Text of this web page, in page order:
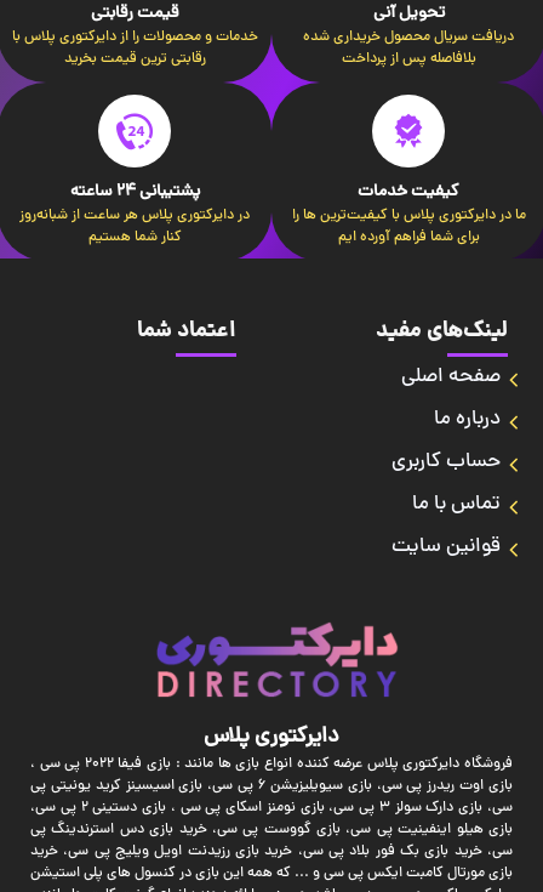
تحویل آنی
دریافت سریال محصول خریداری شده
بلافاصله پس از پرداخت
قیمت رقابتی
خدمات و محصولات را از دایرکتوری پلاس با
رقابتی ترین قیمت بخرید
کیفیت خدمات
ما در دایرکتوری پلاس با کیفیت‌ترین ها را
برای شما فراهم آورده ایم
پشتیبانی 24 ساعته
در دایرکتوری پلاس هر ساعت از شبانه‌روز
کنار شما هستیم
لینک‌های مفید
صفحه اصلی
درباره ما
حساب کاربری
تماس با ما
قوانین سایت
اعتماد شما
دایرکتوری پلاس
فروشگاه دایرکتوری پلاس عرضه کننده انواع بازی ها مانند : بازی فیفا 2022 پی سی ،
بازی اوت ریدرز پی سی، بازی سیویلیزیشن 6 پی سی، بازی اسیسینز کرید یونیتی پی
سی، بازی دارک سولز 3 پی سی، بازی نومنز اسکای پی سی ، بازی دستینی 2 پی سی،
بازی هیلو اینفینیت پی سی، بازی گووست پی سی، خرید بازی دس استرندینگ پی
سی، خرید بازی بک فور بلاد پی سی، خرید بازی رزیدنت اویل ویلیج پی سی، خرید
بازی مورتال کامبت ایکس پی سی و ... که همه این بازی در کنسول های پلی استیشن